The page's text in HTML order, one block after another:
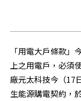
「用電大戶條款
上之用電戶，必須
廠元太科技今（17
生能源購電契約，